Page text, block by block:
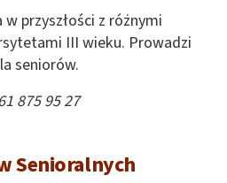
w przyszłości z różnymi
III wieku. Prowadzi
seniorów.
875 95 27
Senioralnych